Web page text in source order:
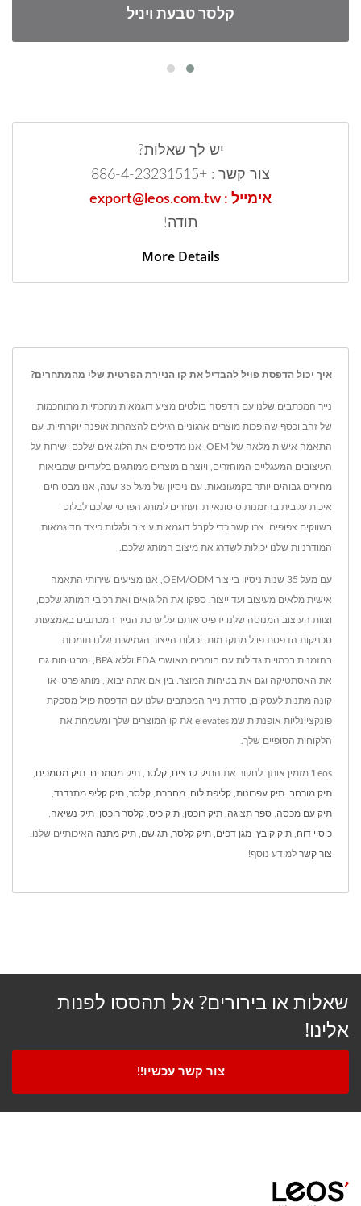
קלסר טבעת ויניל
יש לך שאלות?
צור קשר : +886-4-23231515
אימייל : export@leos.com.tw
תודה!
More Details
איך יכול הדפסת פויל להבדיל את קו הניירת הפרטית שלי מהמתחרים?
נייר המכתבים שלנו עם הדפסה בולטים מציע דוגמאות מתכתיות מתוחכמות
של זהב וכסף שהופכות מוצרים ארגוניים רגילים להצהרות אופנה יוקרתיות. עם
התאמה אישית מלאה של OEM, אנו מדפיסים את הלוגואים שלכם ישירות על
העיצובים המעגליים המוחזרים, ויוצרים מוצרים ממותגים בלעדיים שמביאות
מחירים גבוהים יותר בקמעונאות. עם ניסיון של מעל 35 שנה, אנו מבטיחים
איכות עקבית בהזמנות סיטונאיות, ועוזרים למותג הפרטי שלכם לבלוט
בשווקים צפופים. צרו קשר כדי לקבל דוגמאות עיצוב ולגלות כיצד הדוגמאות
המודרניות שלנו יכולות לשדרג את מיצוב המותג שלכם.
עם מעל 35 שנות ניסיון בייצור OEM/ODM, אנו מציעים שירותי התאמה
אישית מלאים מעיצוב ועד ייצור. ספקו את הלוגואים ואת רכיבי המותג שלכם,
וצוות העיצוב המנוסה שלנו ידפיס אותם על ערכת הנייר המכתבים באמצעות
טכניקות הדפסת פויל מתקדמות. יכולות הייצור הגמישות שלנו תומכות
בהזמנות בכמויות גדולות עם חומרים מאושרי FDA וללא BPA, ומבטיחות גם
את האסתטיקה וגם את בטיחות המוצר. בין אם אתה יבואן, מותג פרטי או
קונה מתנות לעסקים, סדרת נייר המכתבים שלנו עם הדפסת פויל מספקת
פונקציונליות אופנתית שמ elevates את קו המוצרים שלך ומשמחת את
הלקוחות הסופיים שלך.
Leos' מזמין אותך לחקור את ה תיק קבצים קלסר תיק מסמכים תיק מסמכים
תיק מורחב תיק עפרונות קליפת לוח מחברת קלסר תיק קליפ מתנדנד
תיק עם מכסה ספר תצוגה תיק רוכסן תיק כיס קלסר רוכסן תיק נשיאה
כיסוי דוח תיק קובץ מגן דפים תיק קלסר תג שם תיק מתנה האיכותיים שלנו.
צור קשר למידע נוסף!
שאלות או בירורים? אל תהססו לפנות
אלינו!
צור קשר עכשיו!!